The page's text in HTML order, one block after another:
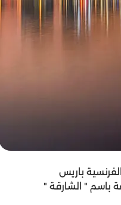
باريس
المكتشفة باسم " الشارقة "